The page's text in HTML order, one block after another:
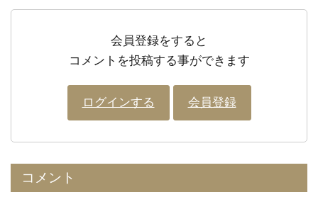
会員登録をすると
コメントを投稿する事ができます
ログインする 会員登録
コメント